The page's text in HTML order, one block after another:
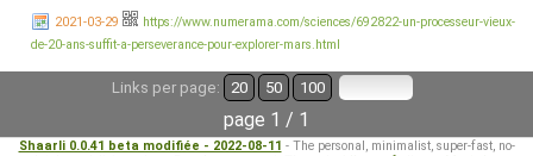
2021-03-29
https://www.numerama.com/sciences/692822-un-processeur-vieux-
de-20-ans-suffit-a-perseverance-pour-explorer-mars.html
Links per page: 20 50 100
page 1 / 1
Shaarli 0.0.41 beta modifiée - 2022-08-11 - The personal, minimalist, super-fast, no-